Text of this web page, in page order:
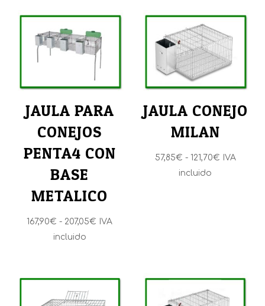
JAULA PARA
CONEJOS
PENTA4 CON
BASE
METALICO
167,90€ - 207,05€ Rango
167,90€
hasta
IVA
incluido
JAULA CONEJO
MILAN
57,85€ - 121,70€Rango
IVA
incluido